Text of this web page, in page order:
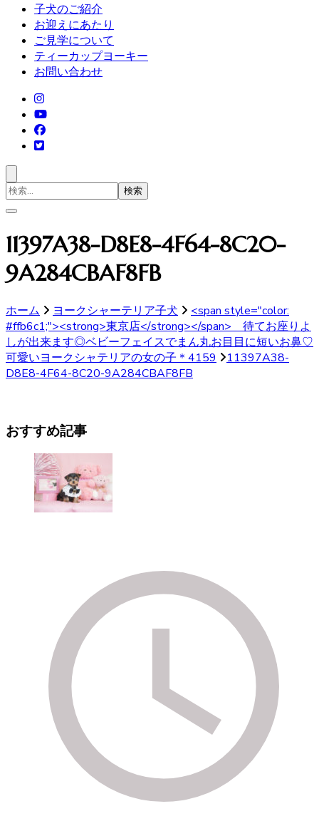
子犬のご紹介
お迎えにあたり
ご見学について
ティーカップヨーキー
お問い合わせ
検
索
象:
11397A38-D8E8-4F64-8C20-
9A284CBAF8FB
ホーム ヨークシャーテリア子犬
<span style="color:
#ffb6c1;"><strong>東京店</strong></span> 待てお座りよ
しが出来ます◎ベビーフェイスでまん丸お目目に短いお鼻♡
可愛いヨークシャテリアの女の子＊4159
11397A38-
D8E8-4F64-8C20-9A284CBAF8FB
おすすめ記事